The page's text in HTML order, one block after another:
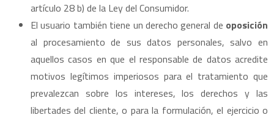
artículo 28 b) de la Ley del Consumidor.
El usuario también tiene un derecho general de oposición
al procesamiento de sus datos personales, salvo en
aquellos casos en que el responsable de datos acredite
motivos legítimos imperiosos para el tratamiento que
prevalezcan sobre los intereses, los derechos y las
libertades del cliente, o para la formulación, el ejercicio o